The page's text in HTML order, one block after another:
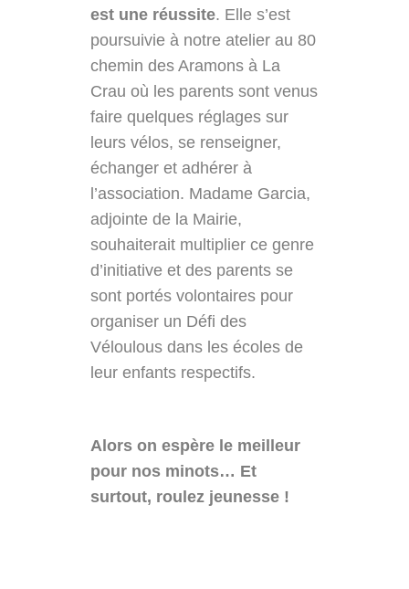
est une réussite. Elle s’est
poursuivie à notre atelier au 80
chemin des Aramons à La
Crau où les parents sont venus
faire quelques réglages sur
leurs vélos, se renseigner,
échanger et adhérer à
l’association. Madame Garcia,
adjointe de la Mairie,
souhaiterait multiplier ce genre
d’initiative et des parents se
sont portés volontaires pour
organiser un Défi des
Véloulous dans les écoles de
leur enfants respectifs.
Alors on espère le meilleur
pour nos minots… Et
surtout, roulez jeunesse !